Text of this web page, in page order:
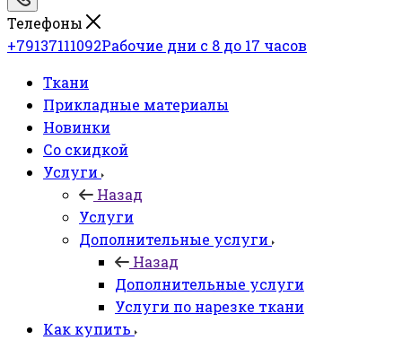
Телефоны
+79137111092Рабочие дни с 8 до 17 часов
Ткани
Прикладные материалы
Новинки
Со скидкой
Услуги
Назад
Услуги
Дополнительные услуги
Назад
Дополнительные услуги
Услуги по нарезке ткани
Как купить